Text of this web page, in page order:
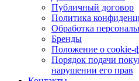
Публичный договор
Политика
Обработка
Бренды
Положение о cookie-
Порядок подачи
нарушении его прав